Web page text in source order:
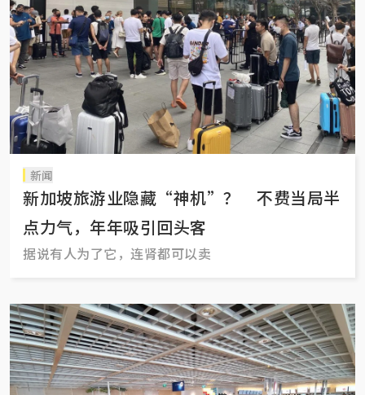
新闻
新加坡旅游业隐藏“神机”？ 不费当局半
点力气，年年吸引回头客
据说有人为了它，连肾都可以卖